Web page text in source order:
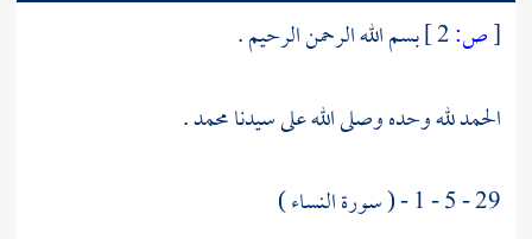
[ص:
بسم الله الرحمن الرحيم .
الحمد لله وحده وصلى الله على سيدنامحمد.
29 - 5 - 1 - ( سورة النساء )